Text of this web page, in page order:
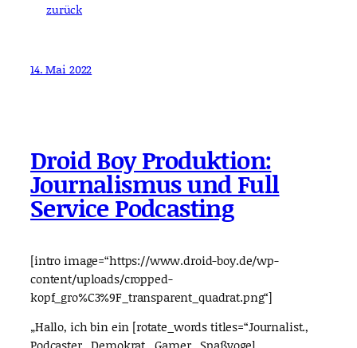
zurück
14. Mai 2022
Droid Boy Produktion:
Journalismus und Full
Service Podcasting
[intro image=“https://www.droid-boy.de/wp-
content/uploads/cropped-
kopf_gro%C3%9F_transparent_quadrat.png“]
„Hallo, ich bin ein [rotate_words titles=“Journalist.,